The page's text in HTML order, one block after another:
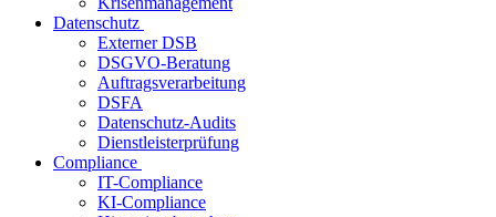
Datenschutz
Externer DSB
DSGVO-Beratung
Auftragsverarbeitung
DSFA
Datenschutz-Audits
Dienstleisterprüfung
Compliance
IT-Compliance
KI-Compliance